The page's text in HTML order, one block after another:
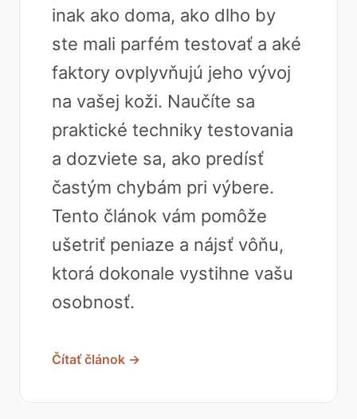
inak ako doma, ako dlho by
ste mali parfém testovať a aké
faktory ovplyvňujú jeho vývoj
na vašej koži. Naučíte sa
praktické techniky testovania
a dozviete sa, ako predísť
častým chybám pri výbere.
Tento článok vám pomôže
ušetriť peniaze a nájsť vôňu,
ktorá dokonale vystihne vašu
osobnosť.
Čítať článok →